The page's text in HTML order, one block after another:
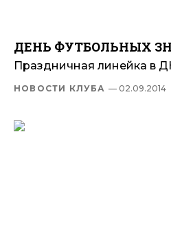
ДЕНЬ ФУТБОЛЬНЫХ
Праздничная линейка в
НОВОСТИ КЛУБА — 02.09.2014